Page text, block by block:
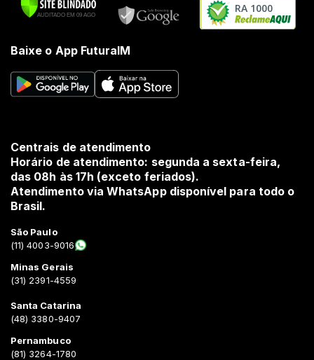
RA 1000
Baixe o App FuturaIM
Centrais de atendimento
Horário de atendimento: segunda a sexta-feira,
das 08h às 17h (exceto feriados).
Atendimento via WhatsApp disponível para todo o
Brasil.
São Paulo
(11) 4003-9016
Minas Gerais
(31) 2391-4559
Santa Catarina
(48) 3380-9407
Pernambuco
(81) 3264-1780